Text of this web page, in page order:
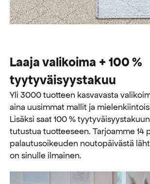
Laaja valikoima + 100 %
tyytyväisyystakuu
Yli 3000 tuotteen kasvavasta
aina uusimmat mallit ja
Lisäksi saat 100 %
tutustua tuotteeseen. Tarjoamme 14
palautusoikeuden noutopäivästä
on sinulle ilmainen.